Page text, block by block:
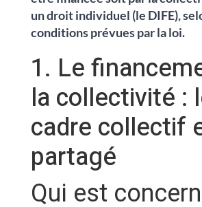
un droit individuel (le DIFE),
conditions prévues par la loi.
1. Le
la collectivité :
cadre collectif
partagé
Qui est